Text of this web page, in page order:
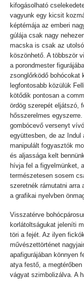
kifogásolható
vagyunk egy kicsit
képtémája az emberi
gúlája csak nagy
macska is csak az
köszönhető. A többször
a porondmester
zsonglőrködő bohócokat
legfontosabb közülük
kötődik pontosan a
ördög szerepét eljátszó,
hősszerelmes
gombócevő versenyt
együttesben, de az Indul
manipulált fogyasztók
és aljassága kelt
hívja fel a figyelmünket,
természetesen sosem
szeretnék rámutatni arra
a grafikai nyelvben
Visszatérve
korlátoltságukat jeleníti
töri a fejét. Az ilyen
művészettörténet
apafigurájában könnyen
atya festő, a
vágyat szimbolizálva. A